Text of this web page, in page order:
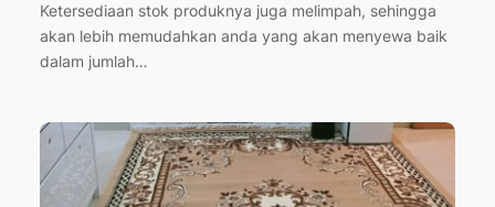
Ketersediaan stok produknya juga melimpah, sehingga
akan lebih memudahkan anda yang akan menyewa baik
dalam jumlah…